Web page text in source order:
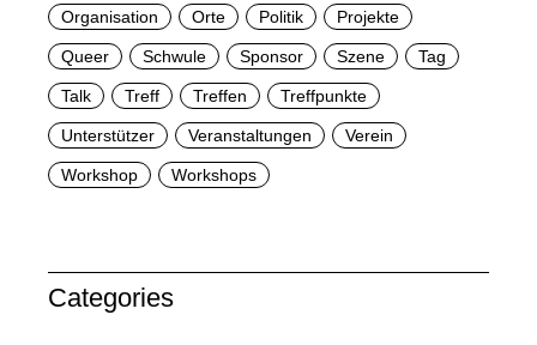
Organisation Orte Politik Projekte
Queer Schwule Sponsor Szene Tag
Talk Treff Treffen Treffpunkte
Unterstützer Veranstaltungen Verein
Workshop Workshops
Categories